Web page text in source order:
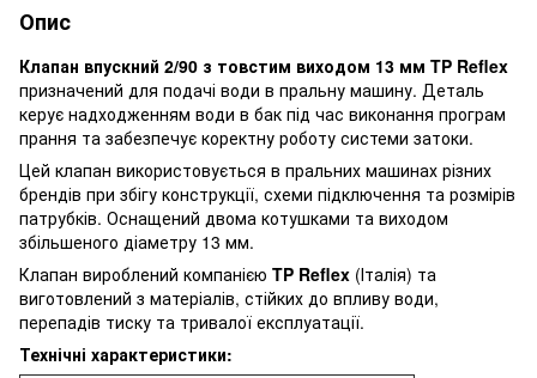
Опис
Клапан впускний 2/90 з товстим виходом 13 мм TP Reflex
призначений для подачі води в пральну машину. Деталь
керує надходженням води в бак під час виконання програм
прання та забезпечує коректну роботу системи затоки.
Цей клапан використовується в пральних машинах різних
брендів при збігу конструкції, схеми підключення та розмірів
патрубків. Оснащений двома котушками та виходом
збільшеного діаметру 13 мм.
Клапан вироблений компанією TP Reflex (Італія) та
виготовлений з матеріалів, стійких до впливу води,
перепадів тиску та тривалої експлуатації.
Технічні характеристики: